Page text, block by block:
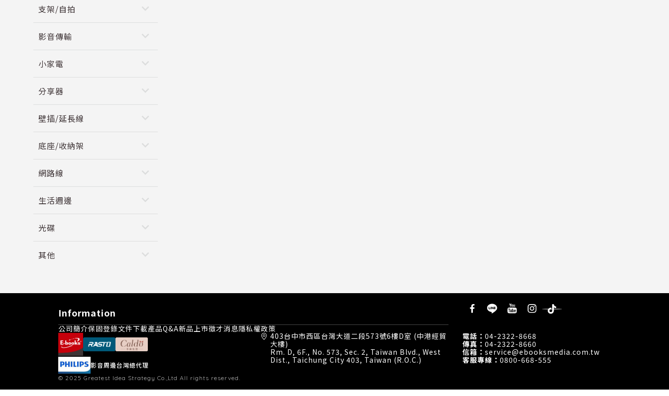
支架/自拍 keyboard_arrow_down
影音傳輸 keyboard_arrow_down
小家電 keyboard_arrow_down
分享器 keyboard_arrow_down
壁插/延長線 keyboard_arrow_down
底座/收納架 keyboard_arrow_down
網路線 keyboard_arrow_down
生活週邊 keyboard_arrow_down
光碟 keyboard_arrow_down
其他 keyboard_arrow_down
Information
公司簡介保固登錄文件下載產品Q&A新品上市徵才消息隱私權政策
影音周邊台灣總代理
403台中市西區台灣大道二段573號6樓D室 (中港經貿
大樓)
Rm. D, 6F., No. 573, Sec. 2, Taiwan Blvd., West
Dist., Taichung City 403, Taiwan (R.O.C.)
電話： 04-2322-8668
傳真： 04-2322-8660
信箱： service@ebooksmedia.com.tw
客服專線： 0800-668-555
© 2025Greatest Idea Strategy Co.,Ltd All rights reserved.